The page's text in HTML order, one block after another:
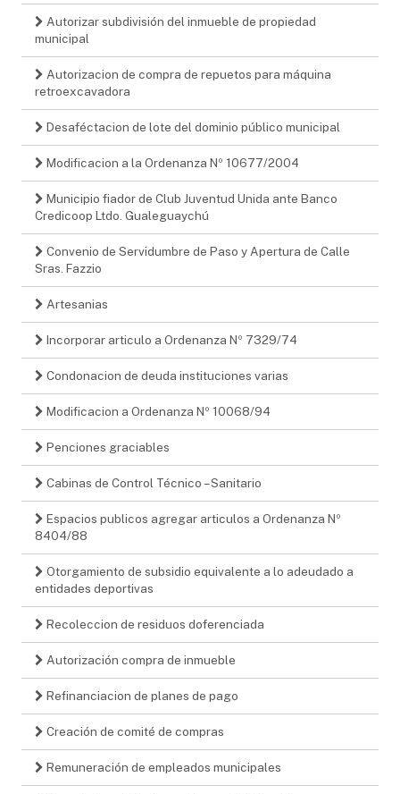
Autorizar subdivisión del inmueble de propiedad
municipal
Autorizacion de compra de repuetos para máquina
retroexcavadora
Desaféctacion de lote del dominio público municipal
Modificacion a la Ordenanza Nº 10677/2004
Municipio fiador de Club Juventud Unida ante Banco
Credicoop Ltdo. Gualeguaychú
Convenio de Servidumbre de Paso y Apertura de Calle
Sras. Fazzio
Artesanias
Incorporar articulo a Ordenanza Nº 7329/74
Condonacion de deuda instituciones varias
Modificacion a Ordenanza Nº 10068/94
Penciones graciables
Cabinas de Control Técnico – Sanitario
Espacios publicos agregar articulos a Ordenanza Nº
8404/88
Otorgamiento de subsidio equivalente a lo adeudado a
entidades deportivas
Recoleccion de residuos doferenciada
Autorización compra de inmueble
Refinanciacion de planes de pago
Creación de comité de compras
Remuneración de empleados municipales